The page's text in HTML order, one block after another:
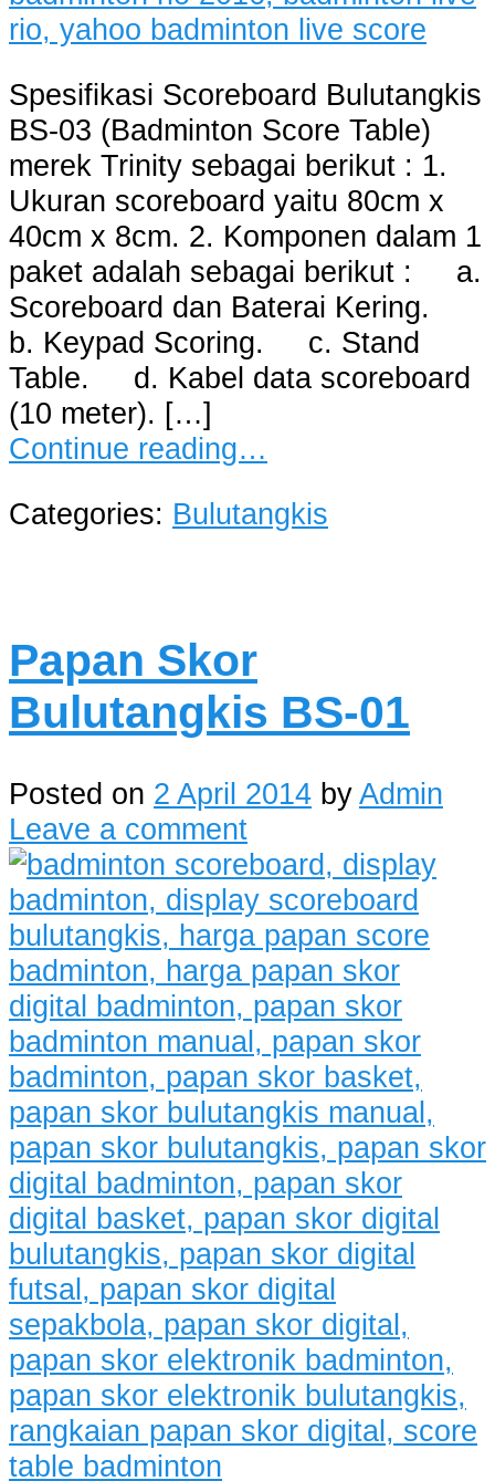
Spesifikasi Scoreboard Bulutangkis
BS-03 (Badminton Score Table)
merek Trinity sebagai berikut : 1.
Ukuran scoreboard yaitu 80cm x
40cm x 8cm. 2. Komponen dalam 1
paket adalah sebagai berikut : a.
Scoreboard dan Baterai Kering.
b. Keypad Scoring. c. Stand
Table. d. Kabel data scoreboard
(10 meter). […]
Continue reading…
Categories: Bulutangkis
Papan Skor
Bulutangkis BS-01
Posted on 2 April 2014 byAdmin
Leave a comment